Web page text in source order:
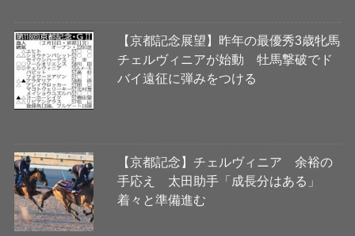
【京都記念展望】昨年の最優秀3歳牝馬
チェルヴィニアが始動 牡馬撃破でド
バイ遠征に弾みをつける
【京都記念】チェルヴィニア 余裕の
手応え 太田助手「成長分はある」
着々と準備進む